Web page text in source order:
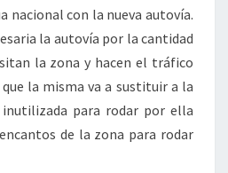
nacional con la nueva autovía.
la autovía por la cantidad
la zona y hacen el tráfico
la misma va a sustituir a la
inutilizada para rodar por ella
de la zona para rodar